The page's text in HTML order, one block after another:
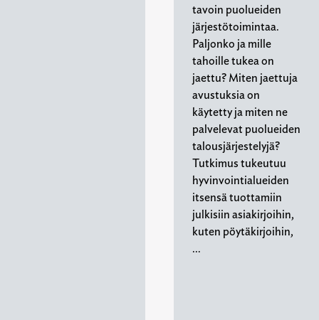
tavoin puolueiden
järjestötoimintaa.
Paljonko ja mille
tahoille tukea on
jaettu? Miten jaettuja
avustuksia on
käytetty ja miten ne
palvelevat puolueiden
talousjärjestelyjä?
Tutkimus tukeutuu
hyvinvointialueiden
itsensä tuottamiin
julkisiin asiakirjoihin,
kuten pöytäkirjoihin,
…